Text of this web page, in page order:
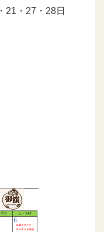
・21・27・28日